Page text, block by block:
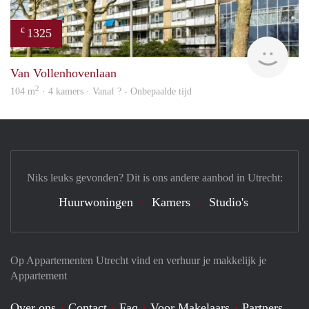
€ 1325
Van Vollenhovenlaan
104 m2 · 4 kamers · Vanaf ? - Onbepaalde tijd
Op Appartementen Utrecht vind en verhuur je makkelijk je
Appartement
Niks leuks gevonden? Dit is ons andere aanbod in Utrecht:
Huurwoningen Kamers Studio's